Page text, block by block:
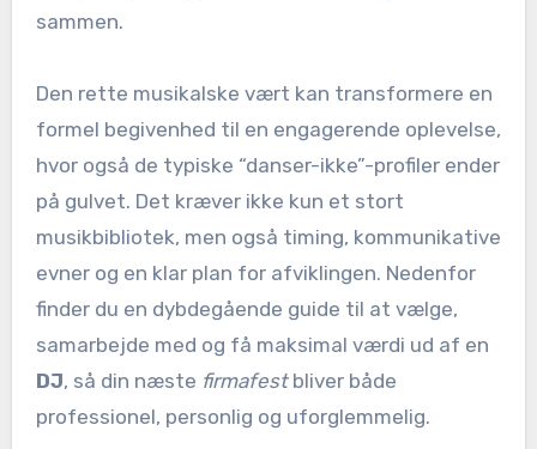
sammen.
Den rette musikalske vært kan transformere en
formel begivenhed til en engagerende oplevelse,
hvor også de typiske “danser-ikke”-profiler ender
på gulvet. Det kræver ikke kun et stort
musikbibliotek, men også timing, kommunikative
evner og en klar plan for afviklingen. Nedenfor
finder du en dybdegående guide til at vælge,
samarbejde med og få maksimal værdi ud af en
DJ, så din næste firmafestbliver både
professionel, personlig og uforglemmelig.